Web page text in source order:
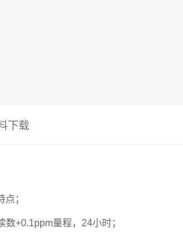
下载
点；
+0.1ppm量程，24小时；